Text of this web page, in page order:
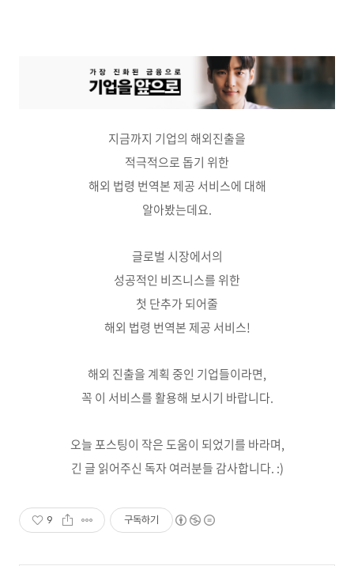
지금까지 기업의 해외진출을
적극적으로 돕기 위한
해외 법령 번역본 제공 서비스에 대해
알아봤는데요.
글로벌 시장에서의
성공적인 비즈니스를 위한
첫 단추가 되어줄
해외 법령 번역본 제공 서비스!
해외 진출을 계획 중인 기업들이라면,
꼭 이 서비스를 활용해 보시기 바랍니다.
오늘 포스팅이 작은 도움이 되었기를 바라며,
긴 글 읽어주신 독자 여러분들 감사합니다. :)
9 구독하기